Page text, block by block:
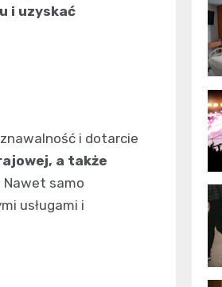
i uzyskać
i dotarcie
a także
Nawet samo
usługami i